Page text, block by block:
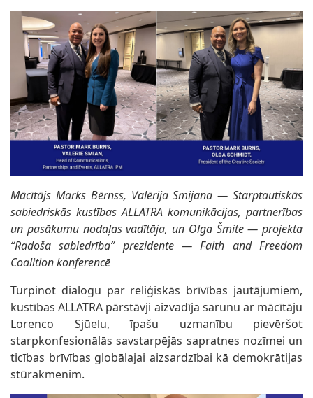
Mācītājs Marks Bērnss, Valērija Smijana — Starptautiskās
sabiedriskās kustības ALLATRA komunikācijas, partnerības
un pasākumu nodaļas vadītāja, un Olga Šmite — projekta
“Radoša sabiedrība” prezidente — Faith and Freedom
Coalition konferencē
Turpinot dialogu par reliģiskās brīvības jautājumiem,
kustības ALLATRA pārstāvji aizvadīja sarunu ar mācītāju
Lorenco Sjūelu, īpašu uzmanību pievēršot
starpkonfesionālās savstarpējās sapratnes nozīmei un
ticības brīvības globālajai aizsardzībai kā demokrātijas
stūrakmenim.